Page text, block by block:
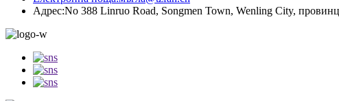
Адрес:No 388 Linruo Road, Songmen Town, Wenling City,